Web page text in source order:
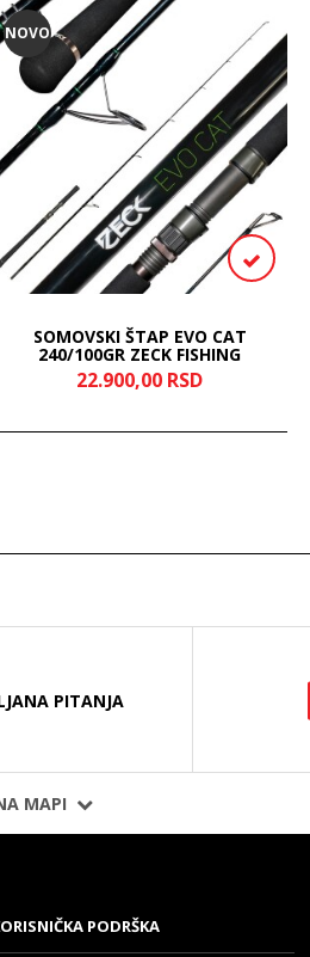
NOVO
SOMOVSKI ŠTAP EVO CAT
240/100GR ZECK FISHING
22.900,00 RSD
PITANJA
MAPI
PODRŠKA